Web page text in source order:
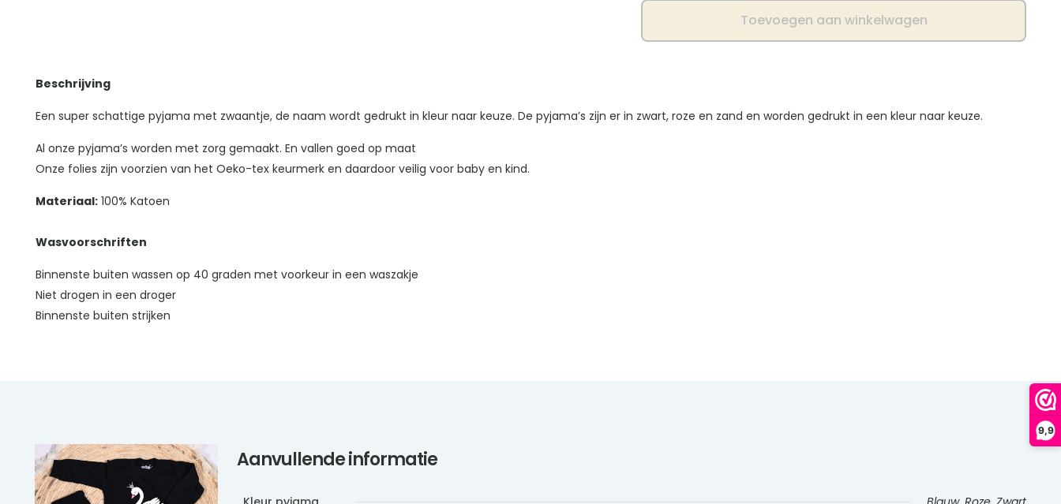
9,9
aantal
Toevoegen aan winkelwagen
Beschrijving
Een super schattige pyjama met zwaantje, de naam wordt gedrukt in kleur naar keuze. De pyjama’s zijn er in zwart, roze en zand en worden gedrukt in een kleur naar keuze.
Al onze pyjama’s worden met zorg gemaakt. En vallen goed op maat
Onze folies zijn voorzien van het Oeko-tex keurmerk en daardoor veilig voor baby en kind.
Materiaal:100% Katoen
Wasvoorschriften
Binnenste buiten wassen op 40 graden met voorkeur in een waszakje
Niet drogen in een droger
Binnenste buiten strijken
Aanvullende informatie